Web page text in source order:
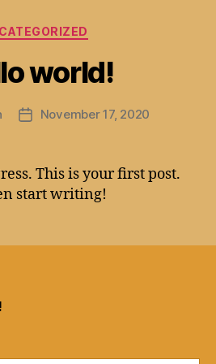
Kategorien
world!
Veröffentlichungsdatum
November 17, 2020
This is your first post.
start writing!